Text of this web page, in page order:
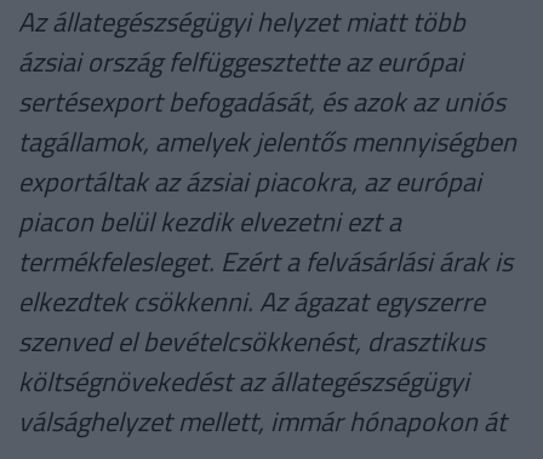
Az állategészségügyi helyzet miatt több
ázsiai ország felfüggesztette az európai
sertésexport befogadását, és azok az uniós
tagállamok, amelyek jelentős mennyiségben
exportáltak az ázsiai piacokra, az európai
piacon belül kezdik elvezetni ezt a
termékfelesleget. Ezért a felvásárlási árak is
elkezdtek csökkenni. Az ágazat egyszerre
szenved el bevételcsökkenést, drasztikus
költségnövekedést az állategészségügyi
válsághelyzet mellett, immár hónapokon át